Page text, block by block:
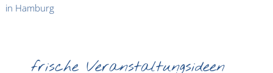
frische Veranstaltungsideen